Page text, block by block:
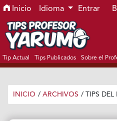
Ir al menú de navegación
Ir al contenido principal
Ir al pie de página del sitio
Inicio Idioma Entrar
Tip Actual Tips Publicados Sobre el
INICIO / ARCHIVOS / TIPS DEL